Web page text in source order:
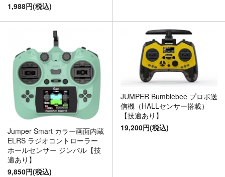
1,988円(税込)
Jumper Smart カラー画面内蔵
ELRS ラジオコントローラー
ホールセンサー ジンバル【技
適あり】
9,850円(税込)
JUMPER Bumblebee プロポ送
信機（HALLセンサー搭載）
【技適あり】
19,200円(税込)